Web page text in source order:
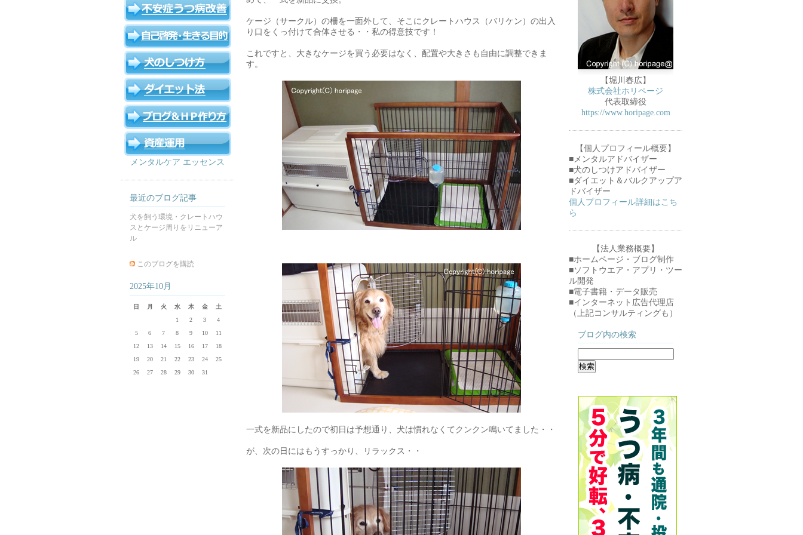
ケージ（サークル）の柵を一面外して、そこにクレートハウス（バリケン）の出入
り口をくっ付けて合体させる・・私の得意技です！
これですと、大きなケージを買う必要はなく、配置や大きさも自由に調整できま
す。
一式を新品にしたので初日は予想通り、犬は慣れなくてクンクン鳴いてました・・
が、次の日にはもうすっかり、リラックス・・
メンタルケア エッセンス
最近のブログ記事
犬を飼う環境・クレートハウ
スとケージ周りをリニューア
ル
このブログを購読
2025年10月
日 月 火 水 木 金
土
1
2 3
4
5
6 7 8 9 10
11
12
13 14 15 16 17
18
19
20 21 22 23 24
25
26
27 28 29 30 31
【堀川春広】
株式会社ホリページ
代表取締役
https://www.horipage.com
【個人プロフィール概要】
■メンタルアドバイザー
■犬のしつけアドバイザー
■ダイエット＆バルクアップア
ドバイザー
個人プロフィール詳細はこち
ら
【法人業務概要】
■ホームページ・ブログ制作
■ソフトウエア・アプリ・ツー
ル開発
■電子書籍・データ販売
■インターネット広告代理店
（上記コンサルティングも）
ブログ内の検索